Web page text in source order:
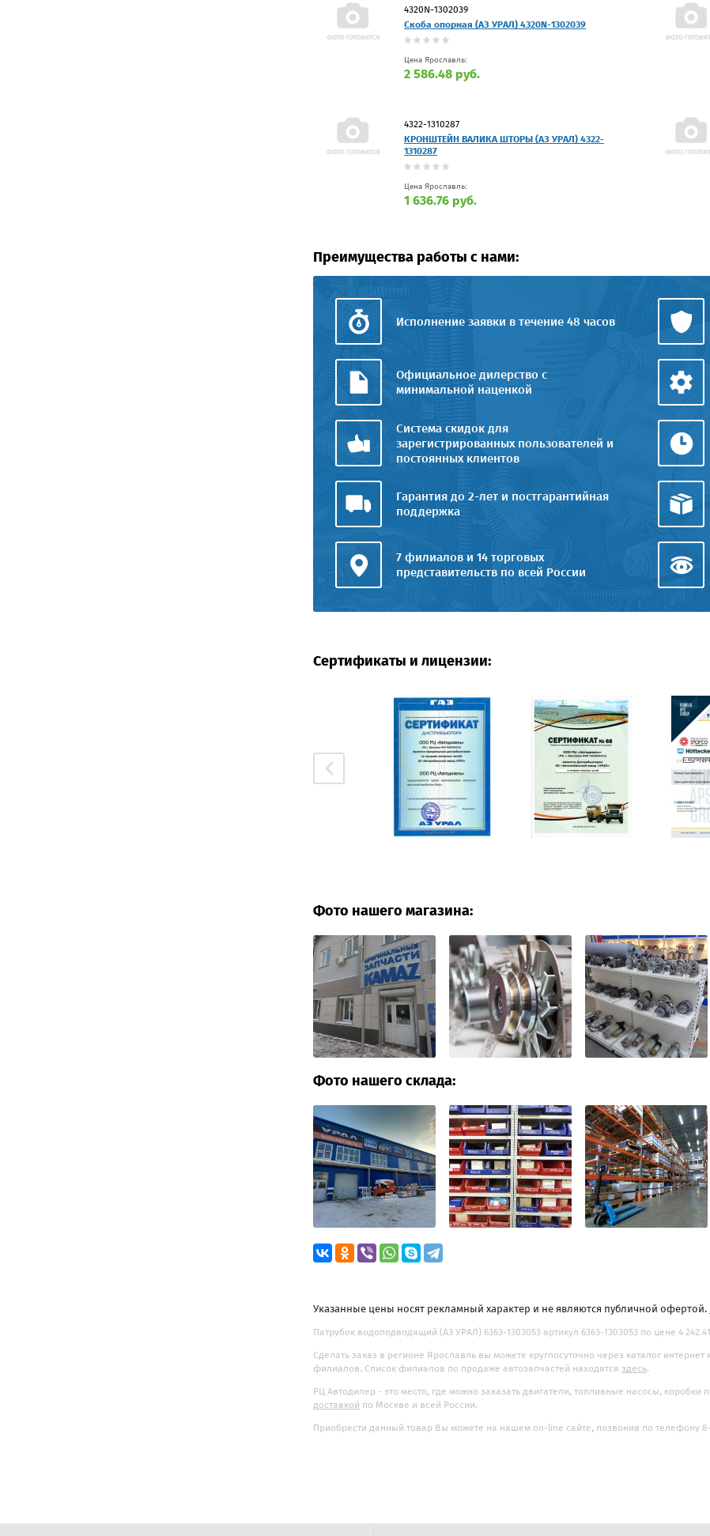
4320N-1302039
Скоба опорная (АЗ УРАЛ) 4320N-1302039
Цена Ярославль:
2 586.48 руб.
4322-1310287
КРОНШТЕЙН ВАЛИКА ШТОРЫ (АЗ УРАЛ) 4322-
1310287
Цена Ярославль:
1 636.76 руб.
Преимущества работы с нами:
Исполнение заявки в течение 48 часов
Официальное дилерство с
минимальной наценкой
Система скидок для
зарегистрированных пользователей и
постоянных клиентов
Гарантия до 2-лет и постгарантийная
поддержка
7 филиалов и 14 торговых
представительств по всей России
Сертификаты и лицензии:
Фото нашего магазина:
Фото нашего склада:
Указанные цены носят рекламный характер и не являются публичной офертой.
Патрубок водоподводящий (АЗ УРАЛ) 6363-1303053 артикул 6363-1303053 по цене 4
Сделать заказ в регионе Ярославль вы можете круглосуточно через каталог
филиалов. Список филиалов по продаже автозапчастей находятся здесь.
РЦ Автодилер - это место, где можно заказать двигатели, топливные насосы,
доставкой по Москве и всей России.
Приобрести данный товар Вы можете на нашем on-line сайте, позвонив по телефону